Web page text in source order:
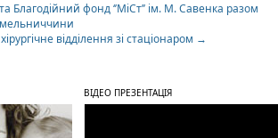
Благодійний фонд ‘’МіСт’’ ім. М. Савенка разом
відділення зі стаціонаром →
ВІДЕО ПРЕЗЕНТАЦІЯ